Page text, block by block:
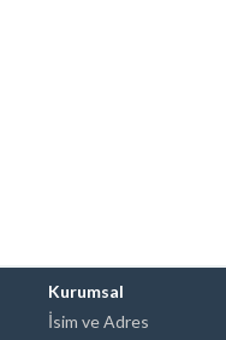
Kurumsal
İsim ve Adres